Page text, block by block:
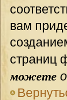
вам
страниц
можете